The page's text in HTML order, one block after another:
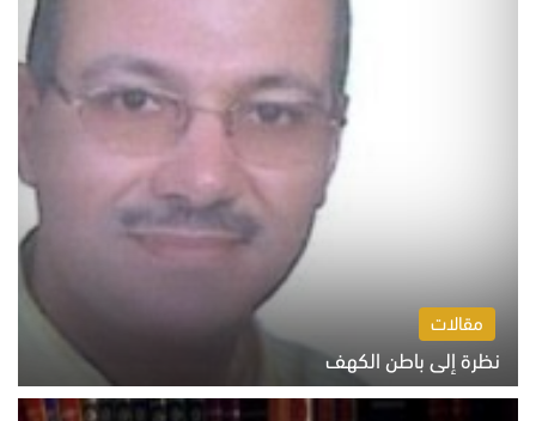
مقالات
نظرة إلى باطن الكهف
السبت 8 أغسطس 2026 11:04 ص